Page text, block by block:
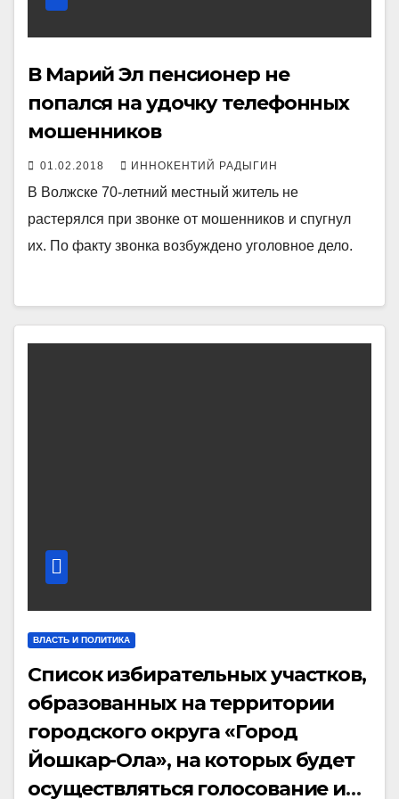
В Марий Эл пенсионер не
попался на удочку телефонных
мошенников
01.02.2018 ИННОКЕНТИЙ РАДЫГИН
В Волжске 70-летний местный житель не
растерялся при звонке от мошенников и спугнул
их. По факту звонка возбуждено уголовное дело.
ВЛАСТЬ И ПОЛИТИКА
Список избирательных участков,
образованных на территории
городского округа «Город
Йошкар-Ола», на которых будет
осуществляться голосование и